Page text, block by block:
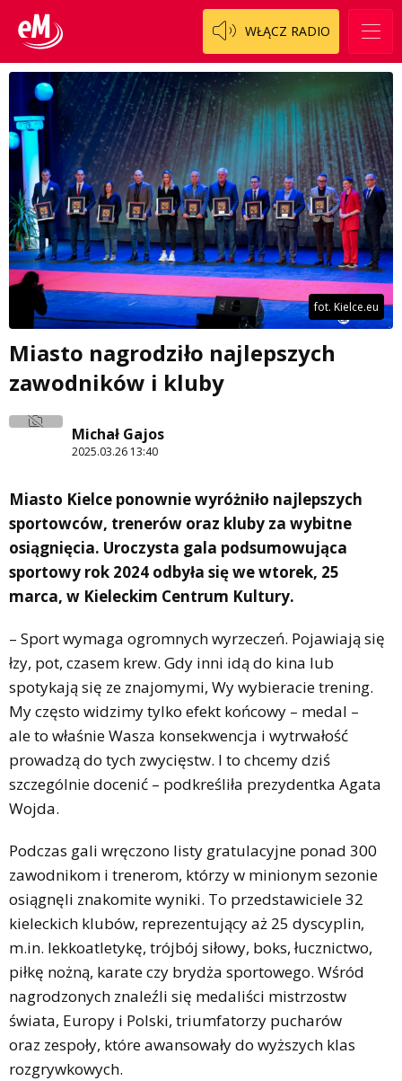
WŁĄCZ RADIO
fot. Kielce.eu
Miasto nagrodziło najlepszych
zawodników i kluby
Michał Gajos
2025.03.26 13:40
Miasto Kielce ponownie wyróżniło najlepszych
sportowców, trenerów oraz kluby za wybitne
osiągnięcia. Uroczysta gala podsumowująca
sportowy rok 2024 odbyła się we wtorek, 25
marca, w Kieleckim Centrum Kultury.
– Sport wymaga ogromnych wyrzeczeń. Pojawiają się
łzy, pot, czasem krew. Gdy inni idą do kina lub
spotykają się ze znajomymi, Wy wybieracie trening.
My często widzimy tylko efekt końcowy – medal –
ale to właśnie Wasza konsekwencja i wytrwałość
prowadzą do tych zwycięstw. I to chcemy dziś
szczególnie docenić – podkreśliła prezydentka Agata
Wojda.
Podczas gali wręczono listy gratulacyjne ponad 300
zawodnikom i trenerom, którzy w minionym sezonie
osiągnęli znakomite wyniki. To przedstawiciele 32
kieleckich klubów, reprezentujący aż 25 dyscyplin,
m.in. lekkoatletykę, trójbój siłowy, boks, łucznictwo,
piłkę nożną, karate czy brydża sportowego. Wśród
nagrodzonych znaleźli się medaliści mistrzostw
świata, Europy i Polski, triumfatorzy pucharów
oraz zespoły, które awansowały do wyższych klas
rozgrywkowych.